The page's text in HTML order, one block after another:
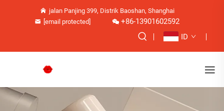
jalan Panjing 399, Distrik Baoshan, Shanghai
[email protected]
+86-13901602592
ID